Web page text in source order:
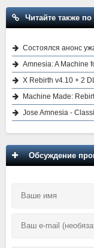
Читайте также по
Состоялся анонс
Amnesia: A Machine
X Rebirth v4.10 + 2
Machine Made:
Jose Amnesia -
Обсуждение